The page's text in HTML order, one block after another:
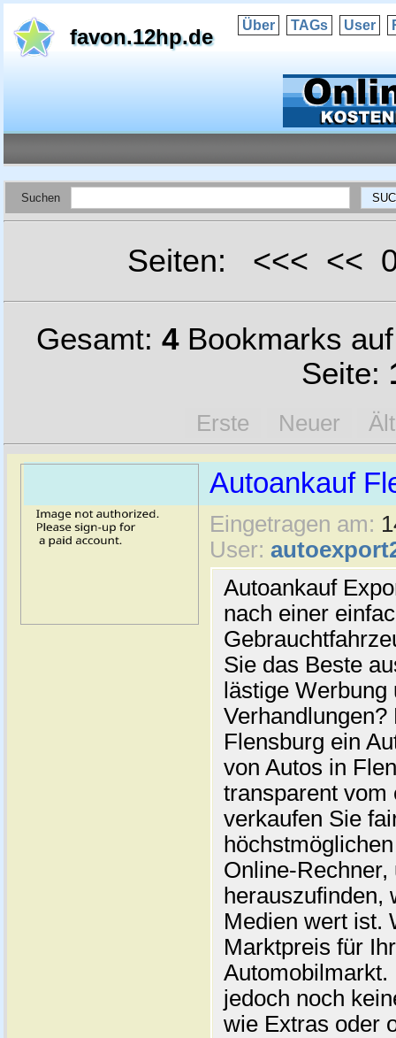
favon.12hp.de Über TAGs User
Suchen
Seiten: <<< <<
Gesamt: 4Bookmarks
Seite:
Erste Neuer
Autoankauf
Eingetragen am:
User:
Autoankauf
nach einer
Sie das Beste
lästige
Flensburg ein
von Autos in
transparent vom
verkaufen Sie
Online-
herauszufinden,
Medien wert ist.
Marktpreis für
jedoch noch
wie Extras oder